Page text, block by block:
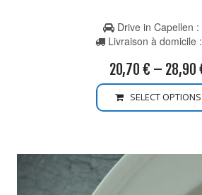
Drive in Capellen :
Livraison à domicile
20,70 € – 28,90
SELECT OPTIONS